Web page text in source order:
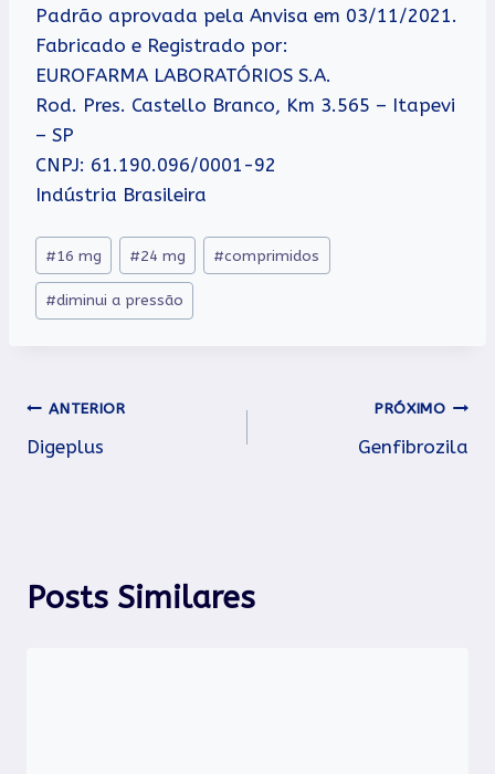
Padrão aprovada pela Anvisa em 03/11/2021.
Fabricado e Registrado por:
EUROFARMA LABORATÓRIOS S.A.
Rod. Pres. Castello Branco, Km 3.565 – Itapevi
– SP
CNPJ: 61.190.096/0001-92
Indústria Brasileira
Tags
do
Post:
#16 mg #24 mg #comprimidos
#diminui a pressão
Navegação
de
ANTERIOR
Digeplus
PRÓXIMO
Genfibrozila
Posts Similares